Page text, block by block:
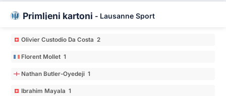
Primljeni kartoni - Lausanne Sport
Olivier Custodio Da Costa 2
Florent Mollet 1
Nathan Butler-Oyedeji 1
Ibrahim Mayala 1